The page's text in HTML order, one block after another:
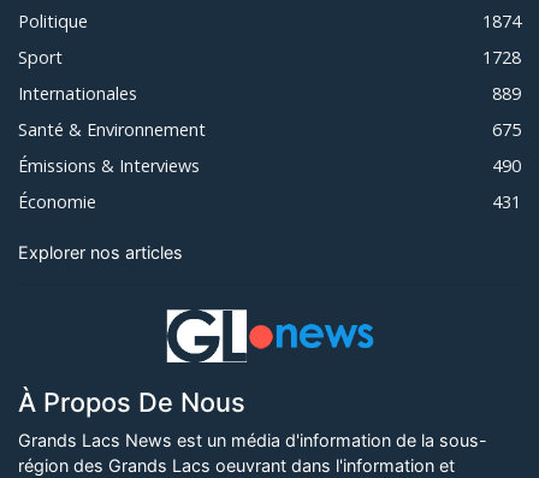
Politique
1874
Sport
1728
Internationales
889
Santé & Environnement
675
Émissions & Interviews
490
Économie
431
Explorer nos articles
À Propos De Nous
Grands Lacs News est un média d'information de la sous-
région des Grands Lacs oeuvrant dans l'information et